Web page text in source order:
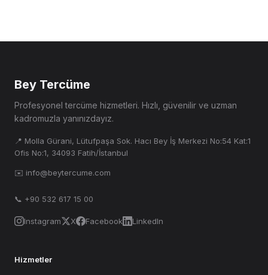
Bey Tercüme
Profesyonel tercüme hizmetleri. Hızlı, güvenilir ve uzman
kadromuzla yanınızdayız.
📍 Molla Gürani, Lütufpaşa Sok. Hacı Bey İş Merkezi No:54 Kat:1
Ofis No:1, 34093 Fatih/İstanbul
✉️ info@beytercume.com
📞 +90 532 617 15 00
Instagram X Facebook LinkedIn
Hizmetler